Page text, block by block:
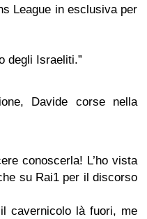
League in esclusiva per
degli Israeliti.”
Davide corse nella
conoscerla! L’ho vista
su Rai1 per il discorso
cavernicolo là fuori, me